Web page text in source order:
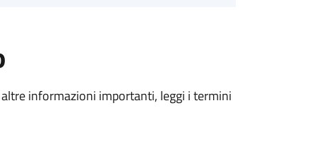
informazioni importanti, leggi i termini